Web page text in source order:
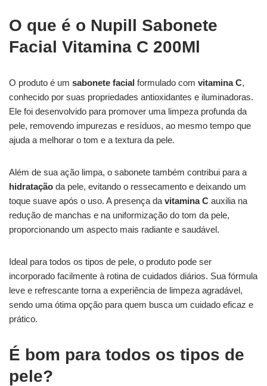
O que é o Nupill Sabonete
Facial Vitamina C 200Ml
O produto é um sabonete facial formulado com vitamina C,
conhecido por suas propriedades antioxidantes e iluminadoras.
Ele foi desenvolvido para promover uma limpeza profunda da
pele, removendo impurezas e resíduos, ao mesmo tempo que
ajuda a melhorar o tom e a textura da pele.
Além de sua ação limpa, o sabonete também contribui para a
hidratação da pele, evitando o ressecamento e deixando um
toque suave após o uso. A presença da vitamina C auxilia na
redução de manchas e na uniformização do tom da pele,
proporcionando um aspecto mais radiante e saudável.
Ideal para todos os tipos de pele, o produto pode ser
incorporado facilmente à rotina de cuidados diários. Sua fórmula
leve e refrescante torna a experiência de limpeza agradável,
sendo uma ótima opção para quem busca um cuidado eficaz e
prático.
É bom para todos os tipos de
pele?